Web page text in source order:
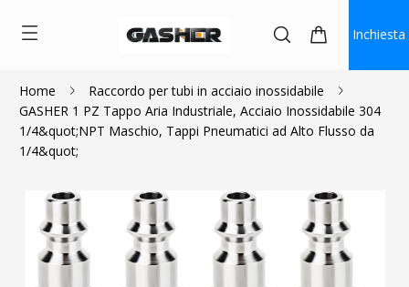
Inchiesta
Home
Raccordo per tubi in acciaio inossidabile
GASHER 1 PZ Tappo Aria Industriale, Acciaio Inossidabile 304
1/4&quot;NPT Maschio, Tappi Pneumatici ad Alto Flusso da
1/4&quot;
$2.80 $2.52